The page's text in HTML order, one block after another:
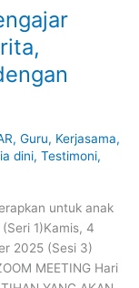
, Guru, Kerjasama,
dini, Testimoni,
untuk anak
1)Kamis, 4
2025 (Sesi 3)
MEETING Hari